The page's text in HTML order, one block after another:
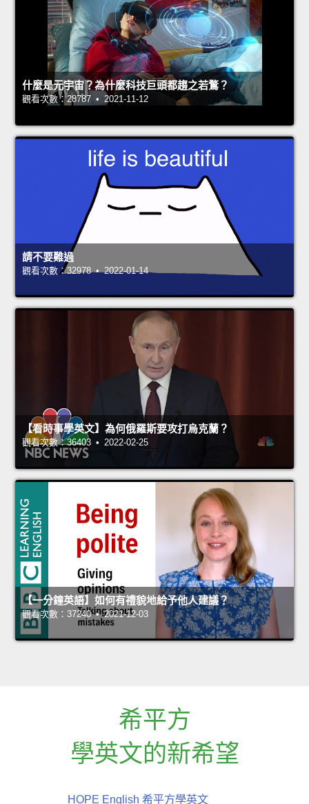
什麼是元宇宙？為什麼科技巨頭都趨之若鶩？
觀看次數：28787 • 2021-11-12
請不要難過
觀看次數：32978 • 2022-01-14
【看時事學英文】為何俄羅斯要攻打烏克蘭？
觀看次數：36403 • 2022-02-25
【一分鐘英語】如何有禮貌地給予他人建議？
觀看次數：37240 • 2021-12-03
希平方
學英文的新希望
HOPE English 希平方學英文